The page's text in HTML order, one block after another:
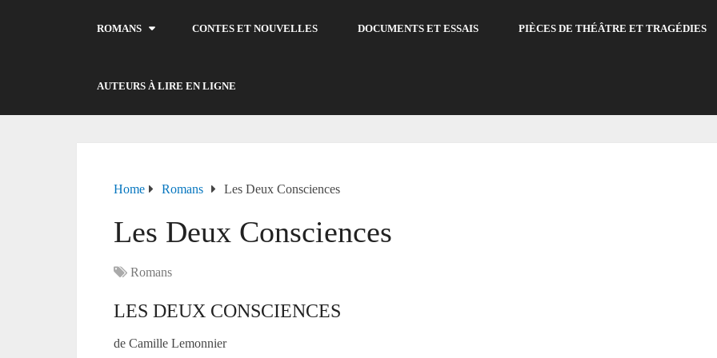
ROMANS CONTES ET NOUVELLES DOCUMENTS ET ESSAIS PIÈCES DE THÉÂTRE ET TRAGÉDIES
AUTEURS À LIRE EN LIGNE
Home Romans Les Deux Consciences
Les Deux Consciences
Romans
LES DEUX CONSCIENCES
de Camille Lemonnier